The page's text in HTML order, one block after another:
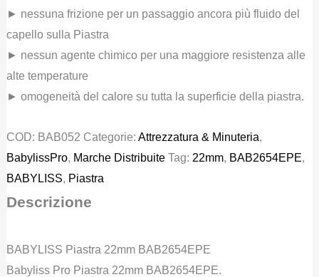
► nessuna frizione per un passaggio ancora più fluido del
capello sulla Piastra
► nessun agente chimico per una maggiore resistenza alle
alte temperature
► omogeneità del calore su tutta la superficie della piastra.
COD: BAB052 Categorie: Attrezzatura & Minuteria,
BabylissPro, Marche Distribuite Tag: 22mm, BAB2654EPE,
BABYLISS, Piastra
Descrizione
BABYLISS Piastra 22mm BAB2654EPE
Babyliss Pro Piastra 22mm BAB2654EPE.